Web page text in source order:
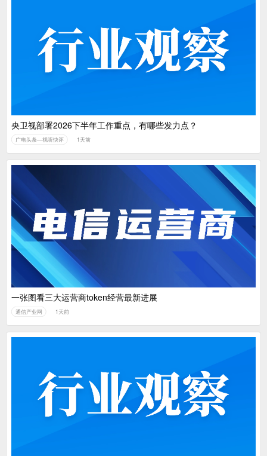
央卫视部署2026下半年工作重点，有哪些发力点？
广电头条—视听快评 1天前
一张图看三大运营商token经营最新进展
通信产业网 1天前